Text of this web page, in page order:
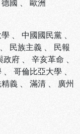
德國 、 歐洲
、 中國國民黨 、
、 民族主義 、 民報
政府 、 辛亥革命 、
、 哥倫比亞大學 、
義 、 滿清 、 廣州